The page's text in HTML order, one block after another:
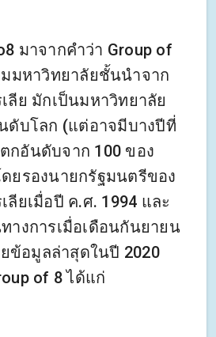
มาจากคำว่า Group of
มหาวิทยาลัยชั้นนำจาก
ลีย มักเป็นมหาวิทยาลัย
ดับโลก (แต่อาจมีบางปีที่
กอันดับจาก 100 ของ
ยรองนายกรัฐมนตรีของ
ลียเมื่อปี ค.ศ. 1994 และ
างการเมื่อเดือนกันยายน
ข้อมูลล่าสุดในปี 2020
of 8 ได้แก่